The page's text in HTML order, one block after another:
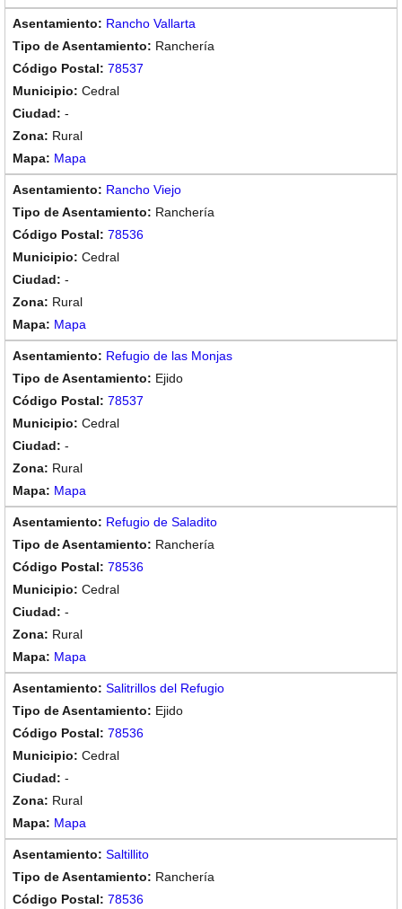
Rancho Vallarta
Ranchería
78537
Cedral
-
Rural
Mapa
Rancho Viejo
Ranchería
78536
Cedral
-
Rural
Mapa
Refugio de las Monjas
Ejido
78537
Cedral
-
Rural
Mapa
Refugio de Saladito
Ranchería
78536
Cedral
-
Rural
Mapa
Salitrillos del Refugio
Ejido
78536
Cedral
-
Rural
Mapa
Saltillito
Ranchería
78536